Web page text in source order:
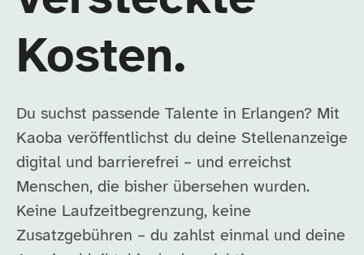
Kosten.
Du suchst passende Talente in Erlangen? Mit
Kaoba veröffentlichst du deine Stellenanzeige
digital und barrierefrei – und erreichst
Menschen, die bisher übersehen wurden.
Keine Laufzeitbegrenzung, keine
Zusatzgebühren – du zahlst einmal und deine